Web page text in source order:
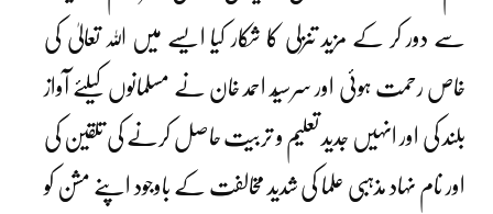
سے دور کر کے مزید تنزلی کا شکار کیا ایسے میں اللہ تعالیٰ کی
خاص رحمت ہوئی اور سرسیّد احمد خان نے مسلمانوں کیلئے آواز
بلند کی اور انہیں جدید تعلیم و تربیت حاصل کرنے کی تلقین کی
اور نام نہاد مذہبی علما کی شدید مخالفت کے باوجود اپنے مشن کو